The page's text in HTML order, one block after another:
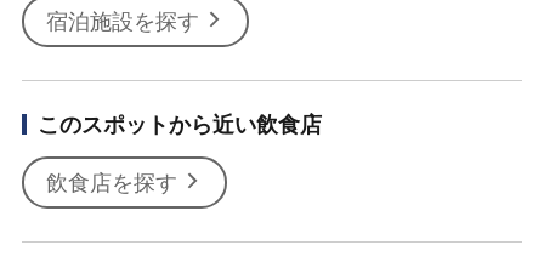
宿泊施設を探す
このスポットから近い飲食店
飲食店を探す